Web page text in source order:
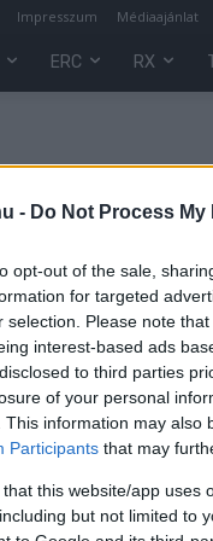
- Do Not Process
opt-out of the sale,
for targeted
selection. Please note
interest-based ads
to third parties
of your personal
This information may also
Participants that may
that this website/app
but not limited to
Impresszum Médiaajánlat
ERC RX
0
ORB
Nagyon
zárta a
Rallye ASE